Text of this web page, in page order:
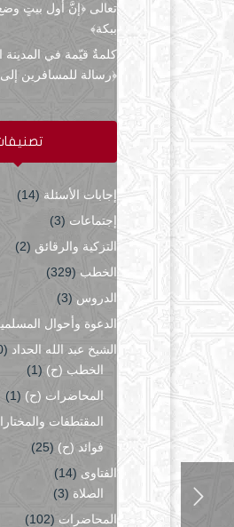
تعالى ﴿إنَّ أول بيتٍ
ببكة﴾
كلمةٌ قيّمة في المدينة
﴿رسالة للمسافرين إلى
إجابات الأسئلة (14)
إجتماعات (3)
التزكية والرقائق (2)
الخطب (329)
الدروس (3)
الدعوة وأحوال
الشيخ عبد الله الحداد (30)
الخطب (ح) (1)
المحاضرات (ح) (1)
المقتطفات
فوائد (ح) (25)
الفتاوى (14)
الصلاة (3)
المحاضرات (102)